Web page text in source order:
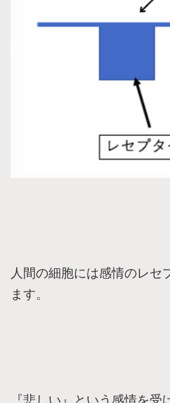
人間の細胞には感情のレセ
ます。
『悲しい』という感情を受